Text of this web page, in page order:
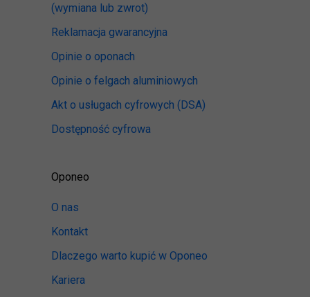
(wymiana lub zwrot)
Reklamacja gwarancyjna
Opinie o oponach
Opinie o felgach aluminiowych
Akt o usługach cyfrowych (DSA)
Dostępność cyfrowa
Oponeo
O nas
Kontakt
Dlaczego warto kupić w Oponeo
Kariera